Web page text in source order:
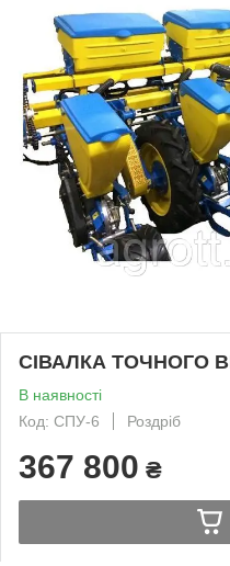
СІВАЛКА ТОЧНОГО
В наявності
Код: СПУ-6
Роздріб
367 800 ₴